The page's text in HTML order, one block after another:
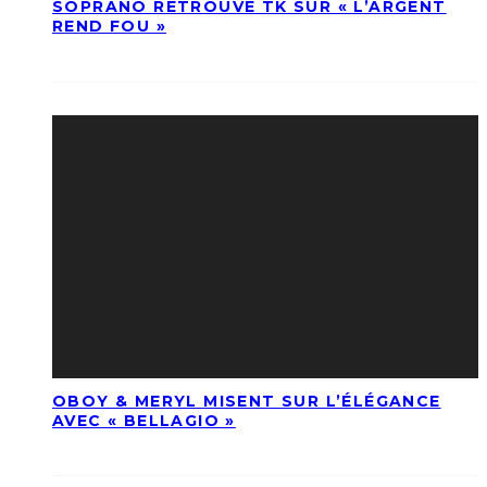
SOPRANO RETROUVE TK SUR « L’ARGENT
REND FOU »
OBOY & MERYL MISENT SUR L’ÉLÉGANCE
AVEC « BELLAGIO »